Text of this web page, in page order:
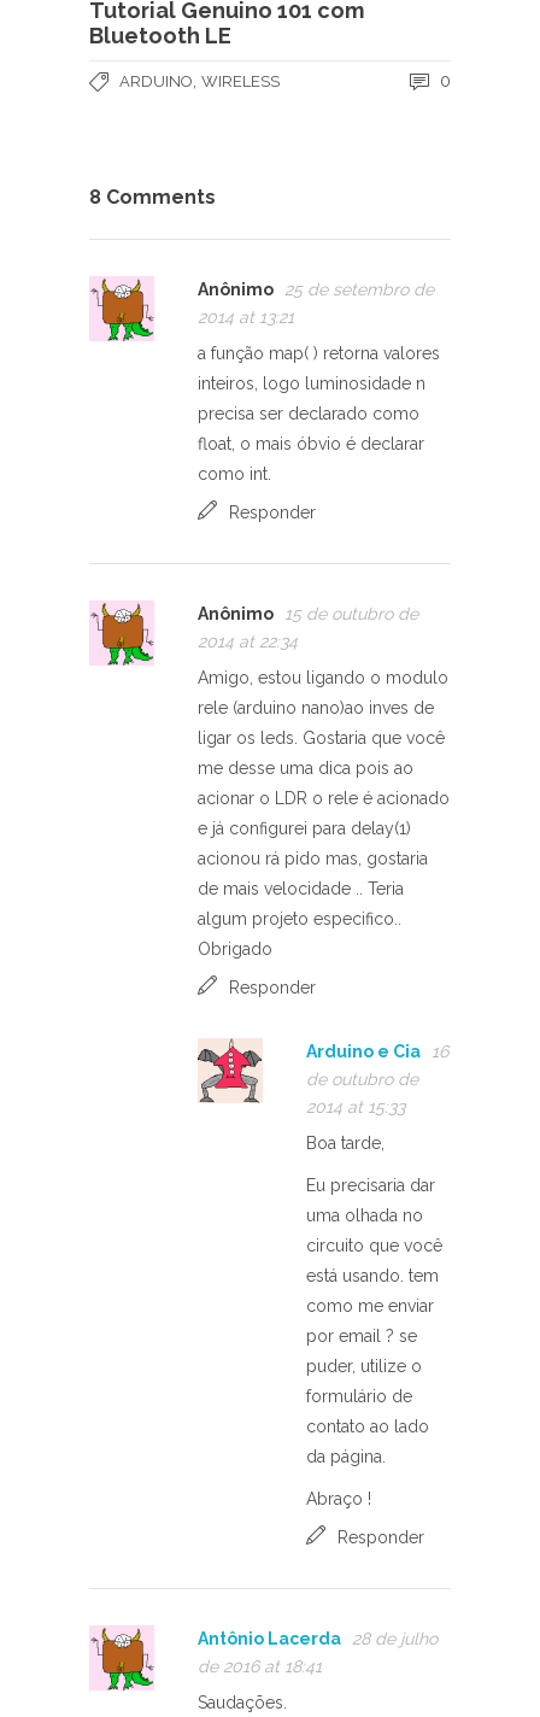
Tutorial Genuino 101 com
Bluetooth LE
ARDUINO WIRELESS 0
8 Comments
Anônimo
25 de setembro de
2014 at 13:21
a função map( ) retorna valores
inteiros, logo luminosidade n
precisa ser declarado como
float, o mais óbvio é declarar
como int.
Responder
Anônimo
15 de outubro de
2014 at 22:34
Amigo, estou ligando o modulo
rele (arduino nano)ao inves de
ligar os leds. Gostaria que você
me desse uma dica pois ao
acionar o LDR o rele é acionado
e já configurei para delay(1)
acionou rá pido mas, gostaria
de mais velocidade .. Teria
algum projeto especifico..
Obrigado
Responder
Arduino e Cia
16
de outubro de
2014 at 15:33
Boa tarde,
Eu precisaria dar
uma olhada no
circuito que você
está usando. tem
como me enviar
por email ? se
puder, utilize o
formulário de
contato ao lado
da página.
Abraço !
Responder
Antônio Lacerda
28 de julho
de 2016 at 18:41
Saudações.